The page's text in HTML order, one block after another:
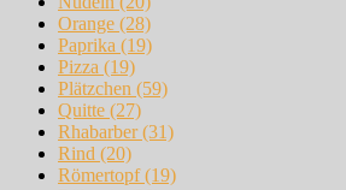
Orange (28)
Paprika (19)
Pizza (19)
Plätzchen (59)
Quitte (27)
Rhabarber(31)
Rind (20)
Römertopf(19)